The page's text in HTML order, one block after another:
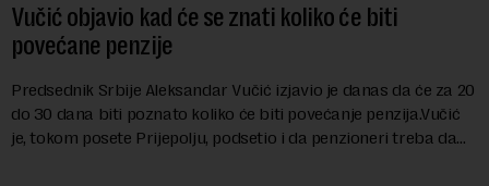
Vučić objavio kad će se znati koliko će biti
povećane penzije
Predsednik Srbije Aleksandar Vučić izjavio je danas da će za 20
do 30 dana biti poznato koliko će biti povećanje penzija.Vučić
je, tokom posete Prijepolju, podsetio i da penzioneri treba da